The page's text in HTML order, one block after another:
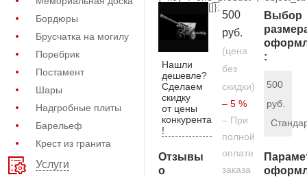
Бордюры
Брусчатка на могилу
Поребрик
Постамент
Шары
Надгробные плиты
Барельеф
Крест из гранита
Услуги
[]};
Нашли
дешевле?
Сделаем
скидку
от цены
конкурента
!
Отзывы
о
500
руб.
(цена
без
скидки)
– 5 %
– При
полной
оплате
заказа
Выбор
:
500
руб.